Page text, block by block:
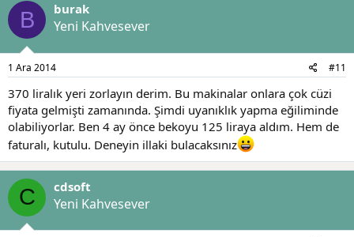
B burak
Yeni Kahvesever
1 Ara 2014 #11
370 liralık yeri zorlayın derim. Bu makinalar onlara çok cüzi
fiyata gelmişti zamanında. Şimdi uyanıklık yapma eğiliminde
olabiliyorlar. Ben 4 ay önce bekoyu 125 liraya aldım. Hem de
faturalı, kutulu. Deneyin illaki bulacaksınız
C cdsoft
Yeni Kahvesever